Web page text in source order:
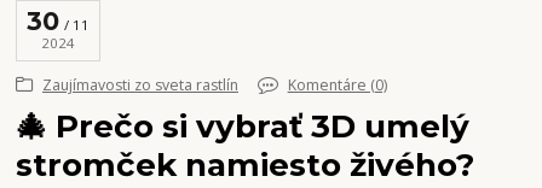
30
11
2024
Zaujímavosti zo sveta rastlín Komentáre (0)
🎄 Prečo si vybrať 3D umelý
stromček namiesto živého?